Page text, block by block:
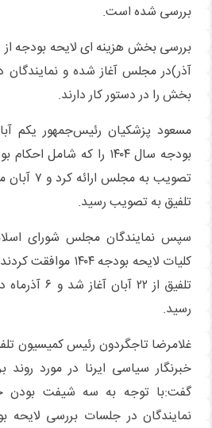
بررسی شده است.
آذر)در مجلس آغاز شده و
بخش را در دستور کار دارند.
مسعود پزشکیان رئیس‌جمهور یکم
بودجه سال ۱۴۰۴ را که
تصویب به
تلفیق به تصویب رسید.
کلیات لایحه بودجه
تلفیق از ۲۲
رسید.
غلامرضا تاجگردون رئیس کمیسیون
گفت:با توجه به سه شیفت بودن
نمایندگان در جلسات بررسی لایحه